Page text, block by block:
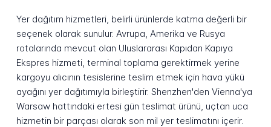
Yer dağıtım hizmetleri, belirli ürünlerde katma değerli bir
seçenek olarak sunulur. Avrupa, Amerika ve Rusya
rotalarında mevcut olan Uluslararası Kapıdan Kapıya
Ekspres hizmeti, terminal toplama gerektirmek yerine
kargoyu alıcının tesislerine teslim etmek için hava yükü
ayağını yer dağıtımıyla birleştirir. Shenzhen'den Vienna'ya
Warsaw hattındaki ertesi gün teslimat ürünü, uçtan uca
hizmetin bir parçası olarak son mil yer teslimatını içerir.